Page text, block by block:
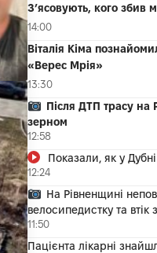
З’ясовують, кого збив
14:00
Віталія Кіма
«Верес Мрія»
13:30
Після ДТП трасу на
зерном
12:58
Показали, як у
12:24
На Рівненщині
велосипедистку та втік
11:50
Пацієнта лікарні